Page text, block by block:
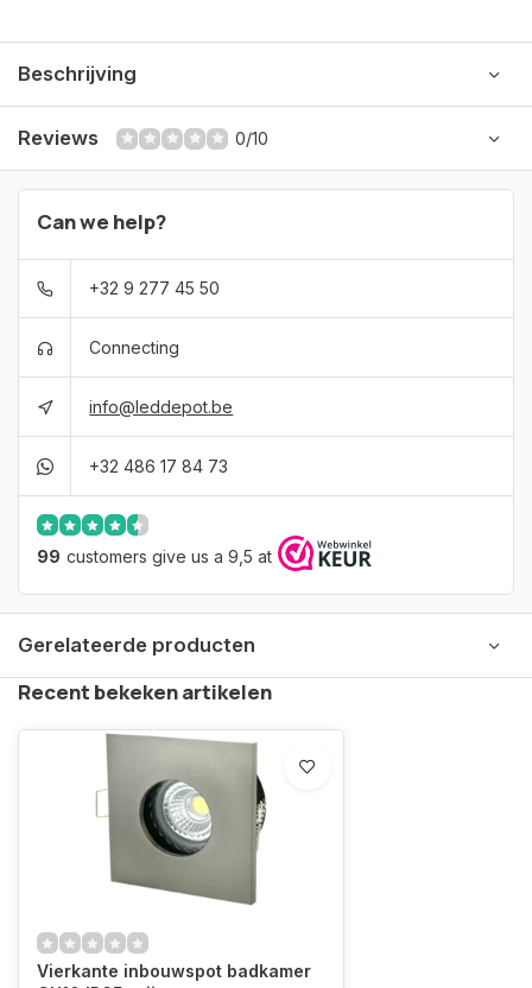
Beschrijving
Reviews 0/10
Can we help?
+32 9 277 45 50
Connecting
info@leddepot.be
+32 486 17 84 73
99 customers give us a 9,5 at
Gerelateerde producten
Recent bekeken artikelen
Vierkante inbouwspot badkamer